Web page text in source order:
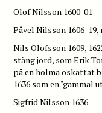
Olof Nilsson 1600-01
Påvel Nilsson 1606-
Nils Olofsson 1609,
stång jord, som Erik
på en holma oskattat
1636 som en "gammal
Sigfrid Nilsson 1636